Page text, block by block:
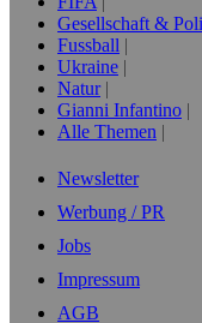
Gesellschaft &
Fussball
Ukraine
Natur
Gianni Infantino
Alle Themen
Newsletter
Werbung / PR
Jobs
Impressum
AGB